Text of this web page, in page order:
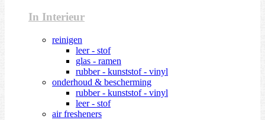
In Interieur
reinigen
leer - stof
glas - ramen
rubber - kunststof - vinyl
onderhoud & bescherming
rubber - kunststof - vinyl
leer - stof
air fresheners